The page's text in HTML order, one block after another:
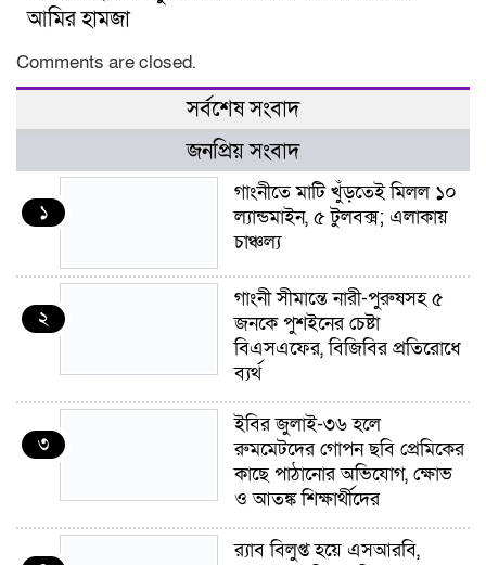
আমির হামজা
Comments are closed.
সর্বশেষ সংবাদ
জনপ্রিয় সংবাদ
১
গাংনীতে মাটি খুঁড়তেই মিলল ১০
ল্যান্ডমাইন, ৫ টুলবক্স; এলাকায়
চাঞ্চল্য
২
গাংনী সীমান্তে নারী-পুরুষসহ ৫
জনকে পুশইনের চেষ্টা
বিএসএফের, বিজিবির প্রতিরোধে
ব্যর্থ
৩
ইবির জুলাই-৩৬ হলে
রুমমেটদের গোপন ছবি প্রেমিকের
কাছে পাঠানোর অভিযোগ, ক্ষোভ
ও আতঙ্ক শিক্ষার্থীদের
র‍্যাব বিলুপ্ত হয়ে এসআরবি,